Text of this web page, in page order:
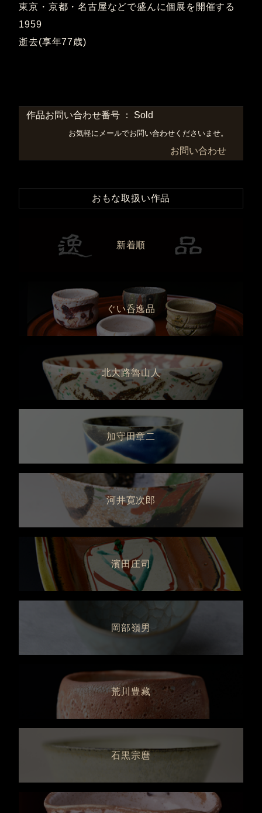
東京・京都・名古屋などで盛んに個展を開催する
1959
逝去(享年77歳)
作品お問い合わせ番号 ： Sold
お気軽にメールでお問い合わせくださいませ。
お問い合わせ
おもな取扱い作品
新着順
ぐい呑逸品
北大路魯山人
加守田章二
河井寛次郎
濱田庄司
岡部嶺男
荒川豊藏
石黒宗麿